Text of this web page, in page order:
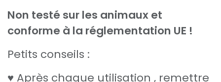
Non testé sur les animaux et
conforme à la réglementation UE !
Petits conseils :
♥ Après chaque utilisation , remettre